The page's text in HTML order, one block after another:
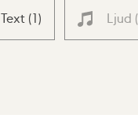
Text (1) Ljud (